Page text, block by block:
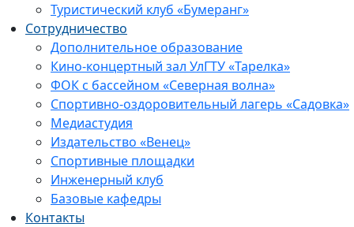
Туристический клуб «Бумеранг»
Сотрудничество
Дополнительное образование
Кино-концертный зал УлГТУ «Тарелка»
ФОК с бассейном «Северная волна»
Спортивно-оздоровительный лагерь «Садовка»
Медиастудия
Издательство «Венец»
Спортивные площадки
Инженерный клуб
Базовые кафедры
Контакты